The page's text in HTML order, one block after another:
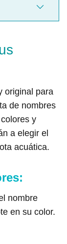
original para
de nombres
y
a elegir el
acuática.
nombre
en su color.